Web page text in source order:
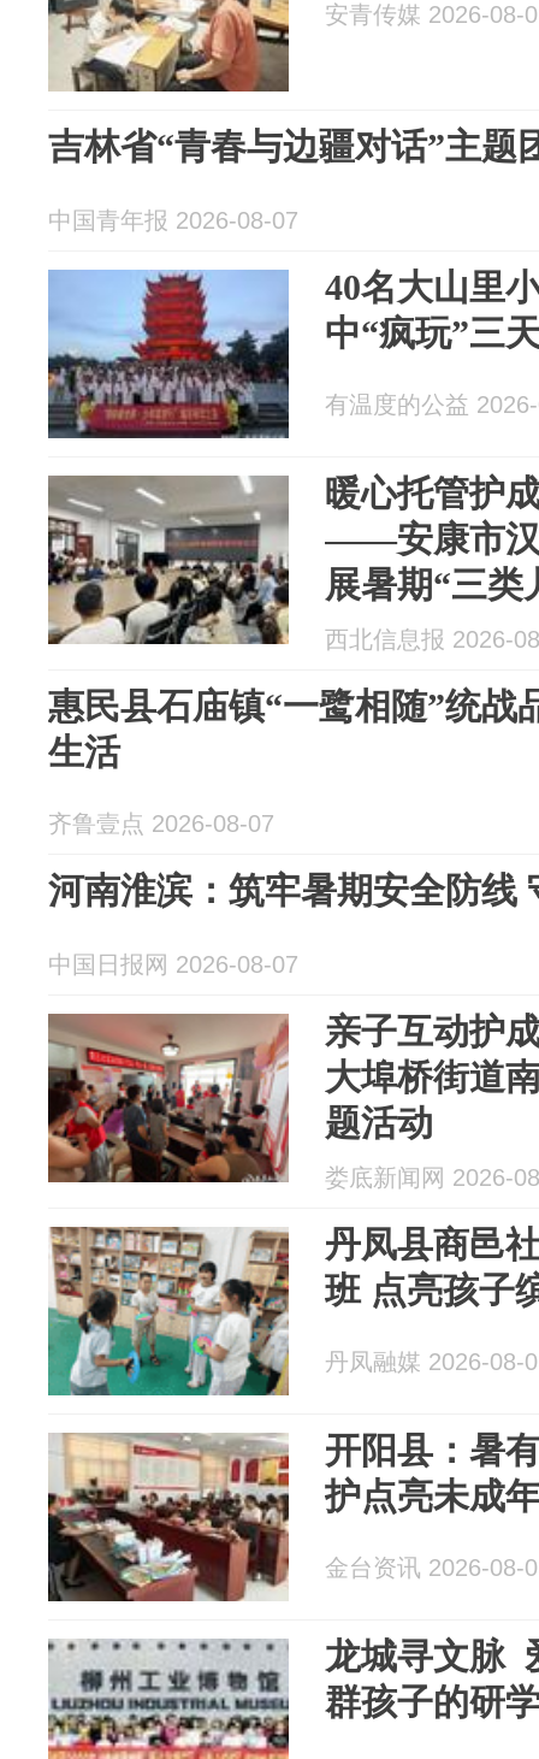
安青传媒 2026-08-
吉林省“青春与边疆对话”主题
中国青年报 2026-08-07
40名大山里
中“疯玩”三
有温度的公益
暖心托管护
——安康市汉
展暑期“三类
西北信息报 2026-
惠民县石庙镇“一鹭相随”统战
生活
齐鲁壹点 2026-08-07
河南淮滨：筑牢暑期安全防线
中国日报网 2026-08-07
亲子互动护
大埠桥街道
题活动
娄底新闻网 2026-
丹凤县商邑社区 ：暖心
班 点亮孩子
丹凤融媒 2026-08-
开阳县：暑
护点亮未成
金台资讯 2026-08-
龙城寻文脉
群孩子的研